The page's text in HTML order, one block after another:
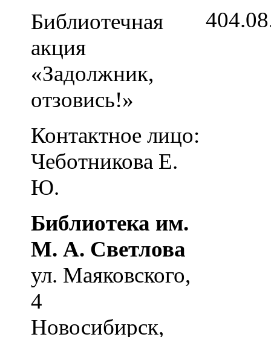
Библиотечная
акция
«Задолжник,
отзовись!»
Контактное лицо:
Чеботникова Е.
Ю.
Библиотека им.
М. А. Светлова
ул. Маяковского,
4
Новосибирск,
4